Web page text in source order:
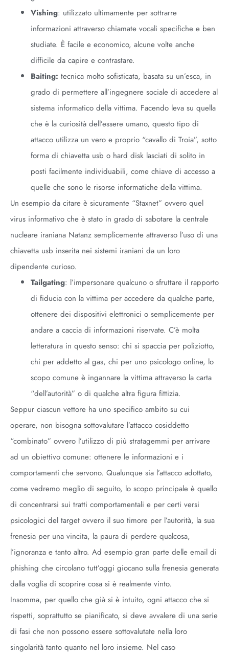
Vishing: utilizzato ultimamente per sottrarre
informazioni attraverso chiamate vocali specifiche e ben
studiate. È facile e economico, alcune volte anche
difficile da capire e contrastare.
Baiting: tecnica molto sofisticata, basata su un’esca, in
grado di permettere all’ingegnere sociale di accedere al
sistema informatico della vittima. Facendo leva su quella
che è la curiosità dell’essere umano, questo tipo di
attacco utilizza un vero e proprio “cavallo di Troia”, sotto
forma di chiavetta usb o hard disk lasciati di solito in
posti facilmente individuabili, come chiave di accesso a
quelle che sono le risorse informatiche della vittima.
Un esempio da citare è sicuramente “Staxnet” ovvero quel
virus informativo che è stato in grado di sabotare la centrale
nucleare iraniana Natanz semplicemente attraverso l’uso di una
chiavetta usb inserita nei sistemi iraniani da un loro
dipendente curioso.
Tailgating: l’impersonare qualcuno o sfruttare il rapporto
di fiducia con la vittima per accedere da qualche parte,
ottenere dei dispositivi elettronici o semplicemente per
andare a caccia di informazioni riservate. C’è molta
letteratura in questo senso: chi si spaccia per poliziotto,
chi per addetto al gas, chi per uno psicologo online, lo
scopo comune è ingannare la vittima attraverso la carta
“dell’autorità” o di qualche altra figura fittizia.
Seppur ciascun vettore ha uno specifico ambito su cui
operare, non bisogna sottovalutare l’attacco cosiddetto
“combinato” ovvero l’utilizzo di più stratagemmi per arrivare
ad un obiettivo comune: ottenere le informazioni e i
comportamenti che servono. Qualunque sia l’attacco adottato,
come vedremo meglio di seguito, lo scopo principale è quello
di concentrarsi sui tratti comportamentali e per certi versi
psicologici del target ovvero il suo timore per l’autorità, la sua
frenesia per una vincita, la paura di perdere qualcosa,
l’ignoranza e tanto altro. Ad esempio gran parte delle email di
phishing che circolano tutt’oggi giocano sulla frenesia generata
dalla voglia di scoprire cosa si è realmente vinto.
Insomma, per quello che già si è intuito, ogni attacco che si
rispetti, soprattutto se pianificato, si deve avvalere di una serie
di fasi che non possono essere sottovalutate nella loro
singolarità tanto quanto nel loro insieme. Nel caso